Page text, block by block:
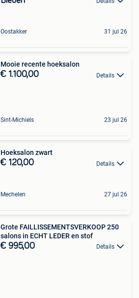
Oostakker 31 jul 26
Mooie recente hoeksalon
€ 1.100,00 Details
Sint-Michiels 23 jul 26
Hoeksalon zwart
€ 120,00 Details
Mechelen 27 jul 26
Grote FAILLISSEMENTSVERKOOP 250
salons in ECHT LEDER en stof
€ 995,00 Details